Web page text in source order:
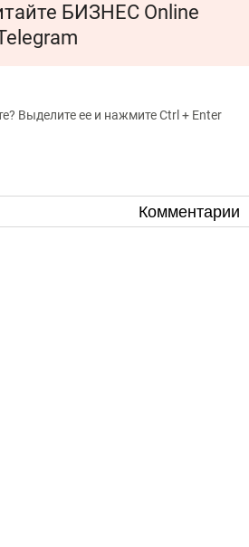
БИЗНЕС Online
Выделите ее и нажмите Ctrl + Enter
Комментарии